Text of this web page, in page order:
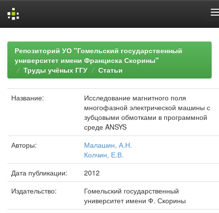
navigationРепозиторий УО "Гомельский государственный
университет имени Франциска Скорины"
Труды учёных ГГУ
Статьи
Название:
Исследование магнитного поля
многофазной электрической машины с
зубцовыми обмотками в программной
среде ANSYS
Авторы:
Малашин, А.Н.
Колчин, Е.В.
Дата публикации:
2012
Издательство:
Гомельский государственный
университет имени Ф. Скорины